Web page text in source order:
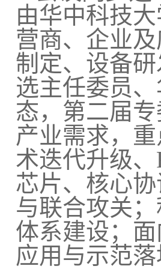
由华中科技
营商、企业
制定、设备
选主任委员
态，第二届
产业需求，
术迭代升级
芯片、核心
与联合攻关
体系建设；
应用与示范落